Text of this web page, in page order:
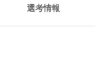
選考情報